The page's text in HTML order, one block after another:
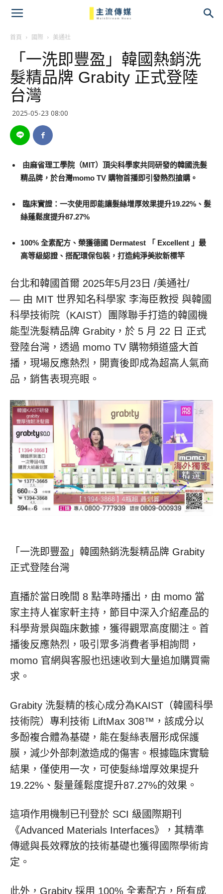
首頁 國際 美通社
「一洗即豐盈」韓國熱銷洗
髮精品牌 Grabity 正式登陸
台灣
2025-05-23 08:00
由麻省理工學院（MIT）頂尖科學家共同研發的韓國洗髮
精品牌，於台灣momo TV 購物首播即引發熱烈搶購。
臨床實證：一次使用即能讓髮絲增厚效果提升19.22% 、髮
絲蓬鬆度提升87.27%
100% 全素配方、榮獲德國 Dermatest 「 Excellent 」最
高等級認證、搭配環保包裝，打造純淨美妝新標竿
台北和韓國首爾 2025年5月23日 /美通社/
— 由 MIT 世界知名科學家 李海臣教授 與韓國
科學技術院（KAIST）團隊聯手打造的韓國機
能型洗髮精品牌 Grabity，於 5 月 22 日 正式
登陸台灣，透過 momo TV 購物頻道盛大首
播，現場反應熱烈，開賣後即成為超高人氣商
品，銷售表現亮眼。
「一洗即豐盈」韓國熱銷洗髮精品牌 Grabity
正式登陸台灣
直播於當日晚間 8 點準時播出，由 momo 當
家主持人崔家軒主持，節目中深入介紹產品的
科學背景與臨床數據，獲得觀眾高度關注。首
播後反應熱烈，吸引眾多消費者爭相詢問，
momo 官網與客服也迅速收到大量追加購買需
求。
Grabity 洗髮精的核心成分為KAIST（韓國科學
技術院）專利技術 LiftMax 308™，該成分以
多酚複合體為基礎，能在髮絲表層形成保護
膜，減少外部刺激造成的傷害。根據臨床實驗
結果，僅使用一次，可使髮絲增厚效果提升
19.22%、髮量蓬鬆度提升87.27%的效果。
這項作用機制已刊登於 SCI 級國際期刊
《Advanced Materials Interfaces》，其精準
傳遞與長效釋放的技術基礎也獲得國際學術肯
定。
此外，Grabity 採用 100% 全素配方，所有成